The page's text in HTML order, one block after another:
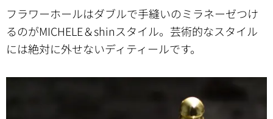
フラワーホールはダブルで手縫いのミラネーゼつけ
るのがMICHELE＆shinスタイル。芸術的なスタイル
には絶対に外せないディティールです。